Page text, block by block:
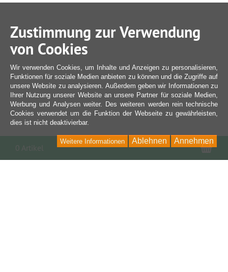
Zustimmung zur Verwendung
von Cookies
Wir verwenden Cookies, um Inhalte und Anzeigen zu personalisieren,
Funktionen für soziale Medien anbieten zu können und die Zugriffe auf
unsere Website zu analysieren. Außerdem geben wir Informationen zu
Ihrer Nutzung unserer Website an unsere Partner für soziale Medien,
Werbung und Analysen weiter. Des weiteren werden rein technische
Cookies verwendet um die Funktion der Webseite zu gewährleisten,
dies ist nicht deaktivierbar.
Annehmen
Ablehnen
Weitere Informationen